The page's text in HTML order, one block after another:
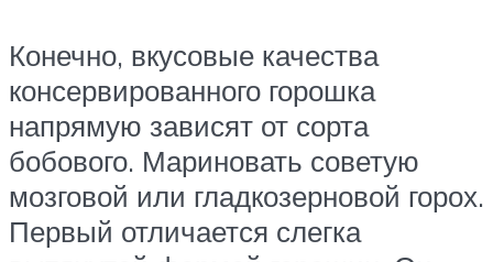
Конечно, вкусовые качества
консервированного горошка
напрямую зависят от сорта
бобового. Мариновать советую
мозговой или гладкозерновой горох.
Первый отличается слегка